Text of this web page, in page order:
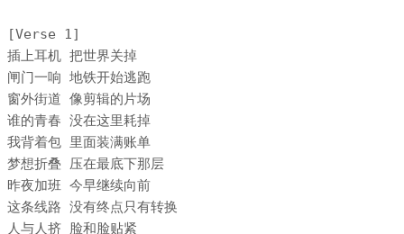
[Verse 1]
插上耳机 把世界关掉
闸门一响 地铁开始逃跑
窗外街道 像剪辑的片场
谁的青春 没在这里耗掉
我背着包 里面装满账单
梦想折叠 压在最底下那层
昨夜加班 今早继续向前
这条线路 没有终点只有转换
人与人挤 脸和脸贴紧